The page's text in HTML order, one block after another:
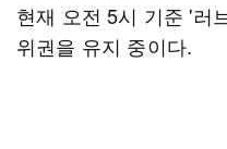
현재 오전 5시 기준 '러
위권을 유지 중이다.